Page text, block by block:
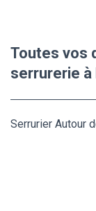
Toutes vos
serrurerie à
Serrurier Autour